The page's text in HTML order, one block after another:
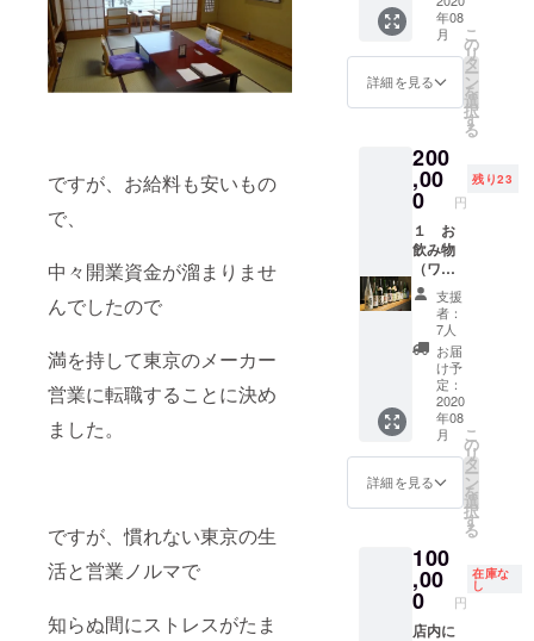
ですが、お給料も安いもの
で、
中々開業資金が溜まりませ
んでしたので
満を持して東京のメーカー
営業に転職することに決め
ました。
ですが、慣れない東京の生
活と営業ノルマで
知らぬ間にストレスがたま
ため
随時で
きる対
策をご
報告さ
整致し
ます。
※５坪と
小さい
おみせ
なので
スタン
ディン
グに仕
様変更
する可
能性が
ありま
す。
ス感染予防のた
め 随時できる
対策をご報告さ
せて頂き、内容
を調整致しま
た方に
限り、
店舗が
存続す
る限り
持ち込
カット
とさせ
て頂き
ます。
また、
ワイン
に合う
お食事
を都度
１品お
出し致
しま
す。 お
好みの
ワイン
やシャ
ンパン
がある
方は是
非ご活
い！ ご
利用頂
く際は
お席の
ご用意
年08
月
詳細を見る
こ
の
リ
タ
ー
ン
を
選
択
す
る
200
,00
0 円
残り23
１ お
飲み物
（ワイ
ンシャ
ンパン
除く）
永年飲
み放
題！
２ お
通し代
永年
カット
お仕事
帰りや
息抜き
鬼瓦で
気兼ね
なくお
食事と
お酒は
支援
者：
7人
お届
け予
定：
2020
年08
月
詳細を見る
こ
の
リ
タ
ー
ン
を
選
択
す
る
100
,00
0 円
在庫な
し
店内に